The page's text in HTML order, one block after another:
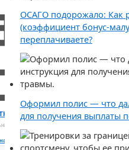
карты
карты с льготным периодом
сайте
ОСАГО подорожало: Как
(коэффициент бонус-
переплачиваете?
Оформил полис — что
для получения выплаты